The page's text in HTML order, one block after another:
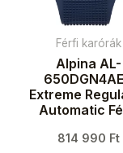
Férfi karórák
Alpina AL-
Extreme
Automatic
814 990 Ft